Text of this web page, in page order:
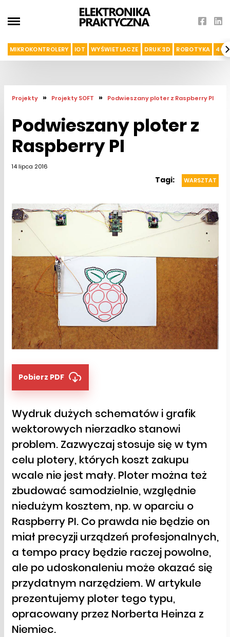
MIKROKONTROLERY IOT WYŚWIETLACZE DRUK 3D ROBOTYKA 4G I
Projekty » Projekty SOFT » Podwieszany ploter z Raspberry PI
Podwieszany ploter z
Raspberry PI
14 lipca 2016
Tagi: WARSZTAT
Pobierz PDF
Wydruk dużych schematów i grafik
wektorowych nierzadko stanowi
problem. Zazwyczaj stosuje się w tym
celu plotery, których koszt zakupu
wcale nie jest mały. Ploter można też
zbudować samodzielnie, względnie
niedużym kosztem, np. w oparciu o
Raspberry PI. Co prawda nie będzie on
miał precyzji urządzeń profesjonalnych,
a tempo pracy będzie raczej powolne,
ale po udoskonaleniu może okazać się
przydatnym narzędziem. W artykule
prezentujemy ploter tego typu,
opracowany przez Norberta Heinza z
Niemiec.